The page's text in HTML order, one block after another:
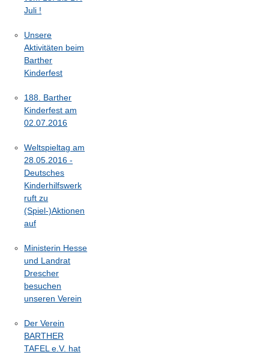
Juli !
Unsere
Aktivitäten beim
Barther
Kinderfest
188. Barther
Kinderfest am
02.07.2016
Weltspieltag am
28.05.2016 -
Deutsches
Kinderhilfswerk
ruft zu
(Spiel-)Aktionen
auf
Ministerin Hesse
und Landrat
Drescher
besuchen
unseren Verein
Der Verein
BARTHER
TAFEL e.V. hat